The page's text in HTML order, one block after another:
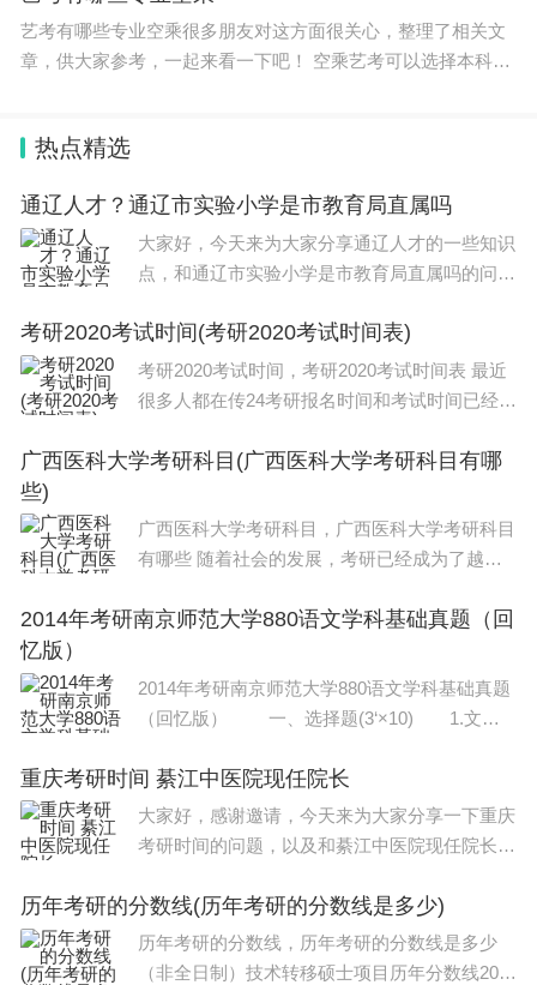
艺考有哪些专业空乘很多朋友对这方面很关心，整理了相关文
章，供大家参考，一起来看一下吧！ 空乘艺考可以选择本科的
热点精选
通辽人才？通辽市实验小学是市教育局直属吗
大家好，今天来为大家分享通辽人才的一些知识
点，和通辽市实验小学是市教育局直属吗的问题
太清楚的话可以看看本篇文章，相信很大概率可
以解决您的问题，接下来我们就一起来看看吧
考研2020考试时间(考研2020考试时间表)
考研2020考试时间，考研2020考试时间表 最近
很多人都在传24考研报名时间和考试时间已经确
在看到的说24考研报名时间和考试时间已经确定
广西医科大学考研科目(广西医科大学考研科目有哪
些)
广西医科大学考研科目，广西医科大学考研科目
有哪些 随着社会的发展，考研已经成为了越来
合自己的科目是非常重要的一步。新传考研科
2014年考研南京师范大学880语文学科基础真题（回
忆版）
2014年考研南京师范大学880语文学科基础真题
（回忆版） 一、选择题(3‘×10) 1.文学
《论古文白话之消长》 B.《寄胡适之》 C.《估
学衡》 D.《致蔡鹤卿太史书》 2.
重庆考研时间 綦江中医院现任院长
大家好，感谢邀请，今天来为大家分享一下重庆
考研时间的问题，以及和綦江中医院现任院长的
系，因为接下来将为大家分享，希望可以帮助到
大家，解决大家的问题，下面就开始吧！本文目
录法
历年考研的分数线(历年考研的分数线是多少)
历年考研的分数线，历年考研的分数线是多少
（非全日制）技术转移硕士项目历年分数线202